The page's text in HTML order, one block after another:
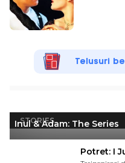
Telusuri